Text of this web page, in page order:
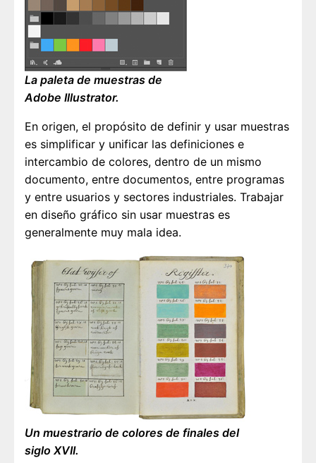
La paleta de muestras de
Adobe Illustrator.
En origen, el propósito de definir y usar muestras
es simplificar y unificar las definiciones e
intercambio de colores, dentro de un mismo
documento, entre documentos, entre programas
y entre usuarios y sectores industriales. Trabajar
en diseño gráfico sin usar muestras es
generalmente muy mala idea.
Un muestrario de colores de finales del
siglo XVII.